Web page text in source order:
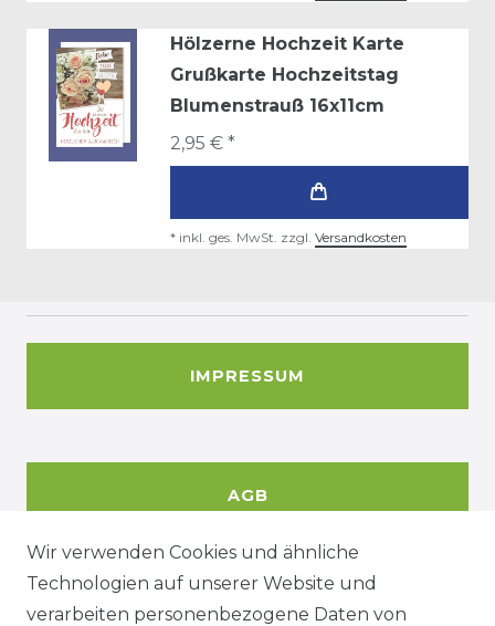
Hölzerne Hochzeit Karte
Grußkarte Hochzeitstag
Blumenstrauß 16x11cm
2,95 € *
* inkl. ges. MwSt. zzgl. Versandkosten
IMPRESSUM
AGB
DATENSCHUTZERKÄRUNG
Wir verwenden Cookies und ähnliche
Technologien auf unserer Website und
verarbeiten personenbezogene Daten von